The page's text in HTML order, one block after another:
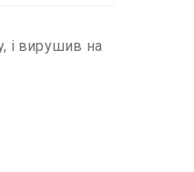
i виpyшив нa